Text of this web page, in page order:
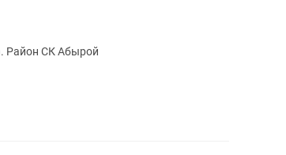
Район СК Абырой